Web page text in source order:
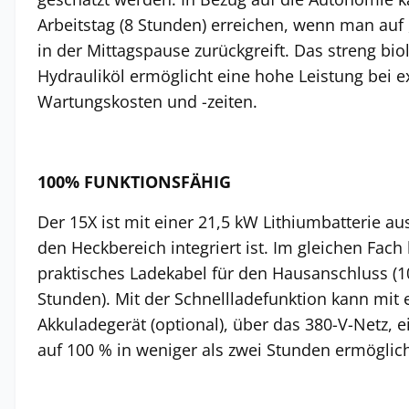
Arbeitstag (8 Stunden) erreichen, wenn man
in der Mittagspause zurückgreift. Das streng
Hydrauliköl ermöglicht eine hohe Leistung bei
Wartungskosten und -zeiten.
100% FUNKTIONSFÄHIG
Der 15X ist mit einer 21,5 kW Lithiumbatterie
den Heckbereich integriert ist. Im gleichen
praktisches Ladekabel für den Hausanschluss
Stunden). Mit der Schnellladefunktion kann mit
Akkuladegerät (optional), über das 380-V-Netz,
auf 100 % in weniger als zwei Stunden